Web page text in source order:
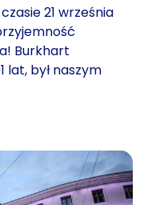
21 września
Burkhart
lat, był naszym